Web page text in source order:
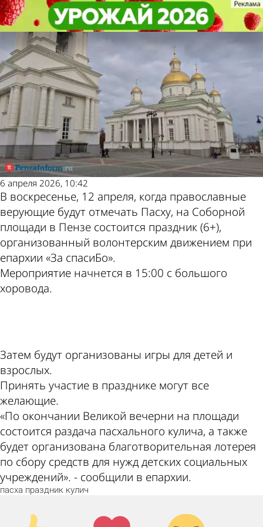
На Пасху на Соборной площади в
Пензе организуют праздник
Общество
6 апреля 2026, 10:42
В воскресенье, 12 апреля, когда православные
верующие будут отмечать Пасху, на Соборной
площади в Пензе состоится праздник (6+),
организованный волонтерским движением при
епархии «За спасиБо».
Мероприятие начнется в 15:00 с большого
хоровода.
Затем будут организованы игры для детей и
взрослых.
Принять участие в празднике могут все
желающие.
«По окончании Великой вечерни на площади
состоится раздача пасхального кулича, а также
будет организована благотворительная лотерея
по сбору средств для нужд детских социальных
учреждений». - сообщили в епархии.
пасха праздник кулич
Палец
Лайк!
Дикий
На Пасху на Соборной площади в
Пензе организуют праздник
Общество
Другие новости по
теме
Погода и курсы
валют в Пензе